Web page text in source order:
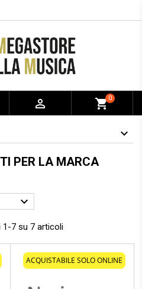
 shopping_cart0
PER LA MARCA

1-7 su 7 articoli
ACQUISTABILE SOLO ONLINE